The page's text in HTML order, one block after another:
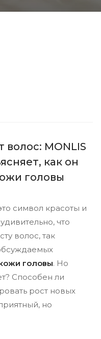
MONLIS
как он
головы
символ красоты и
что
волос, так
головы. Но
Способен ли
рост новых
но